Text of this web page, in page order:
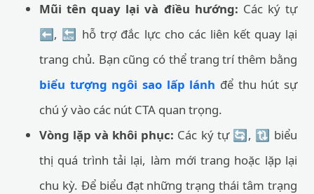
Mũi tên quay lại và điều hướng: Các ký tự
⬅️, 🔙 hỗ trợ đắc lực cho các liên kết quay lại
trang chủ. Bạn cũng có thể trang trí thêm bằng
biểu tượng ngôi sao lấp lánh để thu hút sự
chú ý vào các nút CTA quan trọng.
Vòng lặp và khôi phục: Các ký tự 🔄, 🔃 biểu
thị quá trình tải lại, làm mới trang hoặc lặp lại
chu kỳ. Để biểu đạt những trạng thái tâm trạng